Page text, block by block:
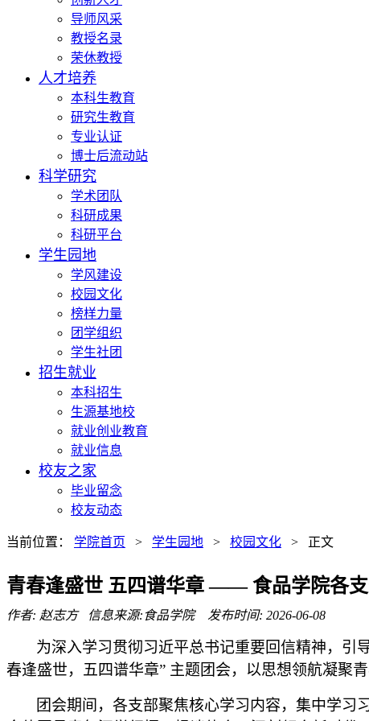
导师风采
教授名录
荣休教授
人才培养
本科生教育
研究生教育
专业认证
博士后流动站
科学研究
学术团队
科研成果
科研平台
学生园地
学风建设
校园文化
榜样力量
团学组织
学生社团
招生就业
本科招生
生源基地校
就业创业教育
就业信息
校友之家
毕业留念
校友动态
当前位置： 学院首页 > 学生园地 > 校园文化 > 正文
青春逢盛世 五四谱华章 —— 食品学院各
作者: 赵志方 信息来源:食品学院 发布时间: 2026-06-08
为深入学习贯彻习近平总书记重要回信精神，引
春逢盛世，五四谱华章” 主题团会，以思想领航凝聚
团会期间，各支部聚焦核心学习内容，集中学